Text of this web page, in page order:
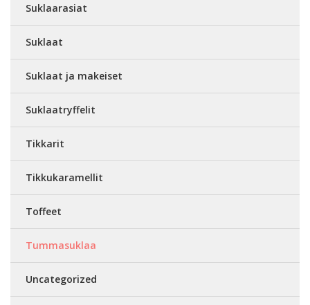
Suklaarasiat
Suklaat
Suklaat ja makeiset
Suklaatryffelit
Tikkarit
Tikkukaramellit
Toffeet
Tummasuklaa
Uncategorized